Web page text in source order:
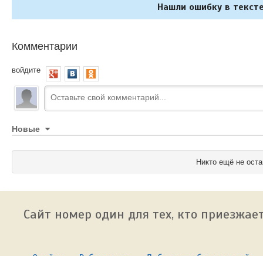
Нашли ошибку в
Комментарии
войдите
Новые
Никто ещё не
Сайт номер один для тех, кто